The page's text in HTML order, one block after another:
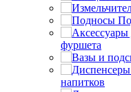
фуршета
напитков